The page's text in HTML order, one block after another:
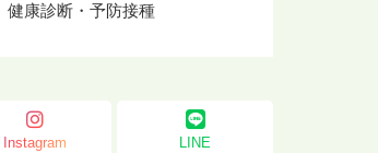
健康診断・予防接種
Instagram LINE